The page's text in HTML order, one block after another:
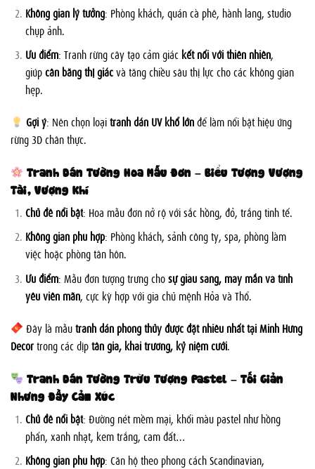
Không gian lý tưởng: Phòng khách, quán cà phê, hành lang, studio
chụp ảnh.
Ưu điểm: Tranh rừng cây tạo cảm giác kết nối với thiên nhiên,
giúpcân bằng thị giácvà tăng chiều sâu thị lực cho các không gian
hẹp.
Gợi ý: Nên chọn loạitranh dán UV khổ lớnđể làm nổi bật hiệu ứng
rừng 3D chân thực.
Tranh Dán Tường Hoa Mẫu Đơn – Biểu Tượng Vượng
Tài, Vượng Khí
Chủ đề nổi bật: Hoa mẫu đơn nở rộ với sắc hồng, đỏ, trắng tinh tế.
Không gian phù hợp: Phòng khách, sảnh công ty, spa, phòng làm
việc hoặc phòng tân hôn.
Ưu điểm: Mẫu đơn tượng trưng chosự giàu sang, may mắn và tình
yêu viên mãn, cực kỳ hợp với gia chủ mệnh Hỏa và Thổ.
Đây là mẫutranh dán phong thủy được đặt nhiều nhất tại Minh Hưng
Decortrong các dịptân gia, khai trương, kỷ niệm cưới.
Tranh Dán Tường Trừu Tượng Pastel – Tối Giản
Nhưng Đầy Cảm Xúc
Chủ đề nổi bật: Đường nét mềm mại, khối màu pastel như hồng
phấn, xanh nhạt, kem trắng, cam đất…
Không gian phù hợp: Căn hộ theo phong cách Scandinavian,